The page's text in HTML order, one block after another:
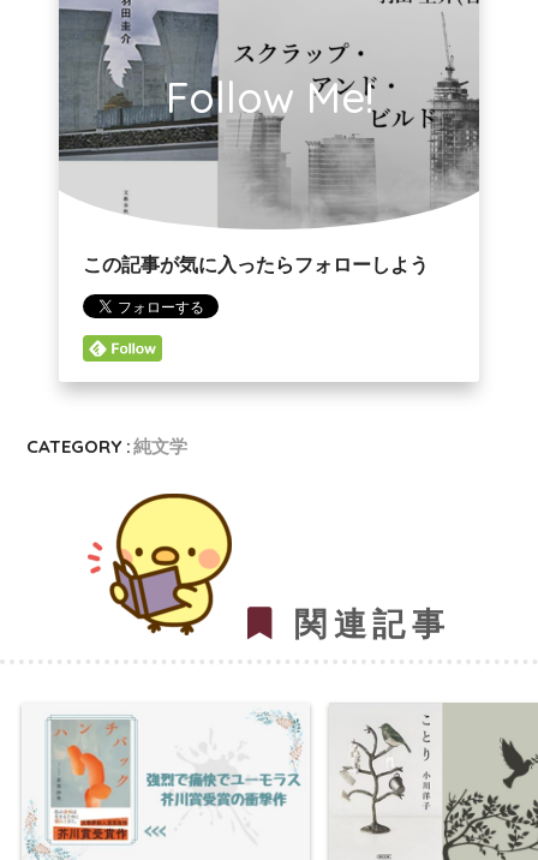
Follow Me!
この記事が気に入ったらフォローしよう
CATEGORY :純文学
関連記事